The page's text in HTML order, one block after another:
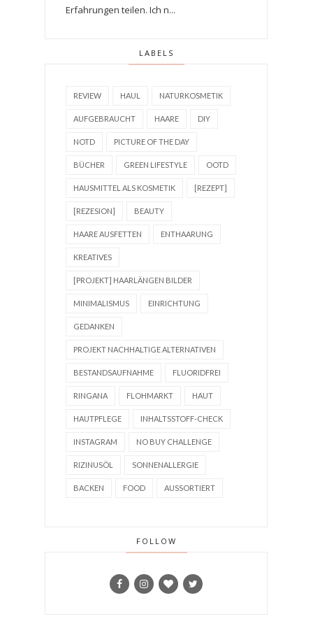
Erfahrungen teilen. Ich n...
LABELS
REVIEW HAUL NATURKOSMETIK
AUFGEBRAUCHT HAARE DIY
NOTD PICTURE OF THE DAY
BÜCHER GREEN LIFESTYLE OOTD
HAUSMITTEL ALS KOSMETIK [REZEPT]
[REZESION] BEAUTY
HAARE AUSFETTEN ENTHAARUNG
KREATIVES
[PROJEKT] HAARLÄNGEN BILDER
MINIMALISMUS EINRICHTUNG
GEDANKEN
PROJEKT NACHHALTIGE ALTERNATIVEN
BESTANDSAUFNAHME FLUORIDFREI
RINGANA FLOHMARKT HAUT
HAUTPFLEGE INHALTSSTOFF-CHECK
INSTAGRAM NO BUY CHALLENGE
RIZINUSÖL SONNENALLERGIE
BACKEN FOOD AUSSORTIERT
FOLLOW